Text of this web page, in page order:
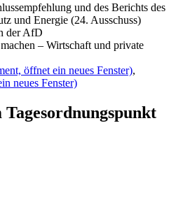
und des Berichts des
und Energie (24. Ausschuss)
der AfD
– Wirtschaft und private
öffnet ein neues Fenster),
neues Fenster)
Tagesordnungspunkt